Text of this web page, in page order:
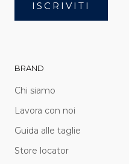
ISCRIVITI
BRAND
Chi siamo
Lavora con noi
Guida alle taglie
Store locator